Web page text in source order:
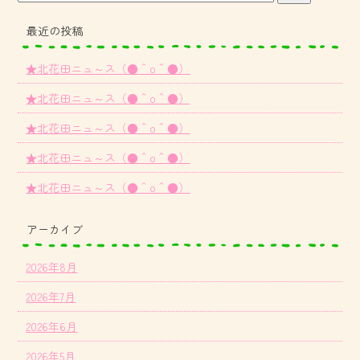
最近の投稿
★北花田ニュ～ス（●＾o＾●）
★北花田ニュ～ス（●＾o＾●）
★北花田ニュ～ス（●＾o＾●）
★北花田ニュ～ス（●＾o＾●）
★北花田ニュ～ス（●＾o＾●）
アーカイブ
2026年8月
2026年7月
2026年6月
2026年5月